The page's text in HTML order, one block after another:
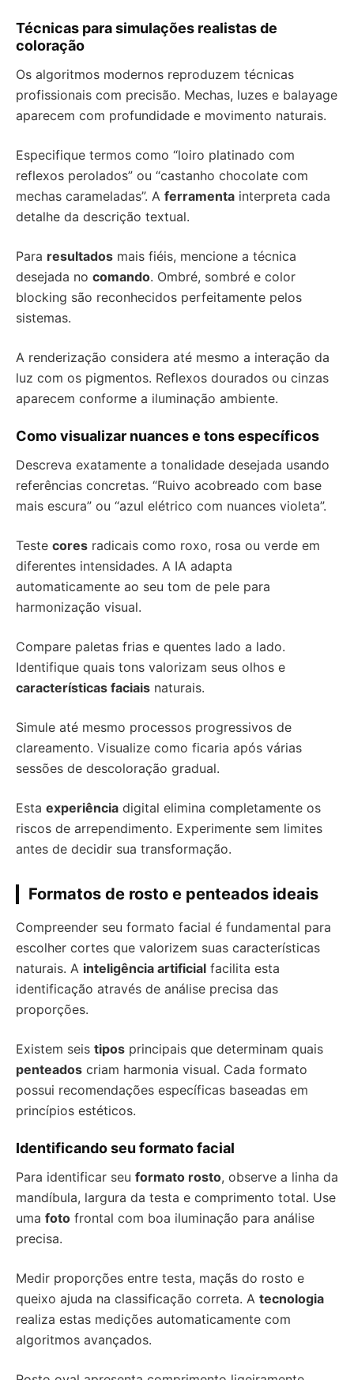
Técnicas para simulações realistas de
coloração
Os algoritmos modernos reproduzem técnicas
profissionais com precisão. Mechas, luzes e balayage
aparecem com profundidade e movimento naturais.
Especifique termos como “loiro platinado com
reflexos perolados” ou “castanho chocolate com
mechas carameladas”. A ferramenta interpreta cada
detalhe da descrição textual.
Para resultados mais fiéis, mencione a técnica
desejada no comando. Ombré, sombré e color
blocking são reconhecidos perfeitamente pelos
sistemas.
A renderização considera até mesmo a interação da
luz com os pigmentos. Reflexos dourados ou cinzas
aparecem conforme a iluminação ambiente.
Como visualizar nuances e tons específicos
Descreva exatamente a tonalidade desejada usando
referências concretas. “Ruivo acobreado com base
mais escura” ou “azul elétrico com nuances violeta”.
Teste cores radicais como roxo, rosa ou verde em
diferentes intensidades. A IA adapta
automaticamente ao seu tom de pele para
harmonização visual.
Compare paletas frias e quentes lado a lado.
Identifique quais tons valorizam seus olhos e
características faciais naturais.
Simule até mesmo processos progressivos de
clareamento. Visualize como ficaria após várias
sessões de descoloração gradual.
Esta experiência digital elimina completamente os
riscos de arrependimento. Experimente sem limites
antes de decidir sua transformação.
Formatos de rosto e penteados ideais
Compreender seu formato facial é fundamental para
escolher cortes que valorizem suas características
naturais. A inteligência artificial facilita esta
identificação através de análise precisa das
proporções.
Existem seis tipos principais que determinam quais
penteados criam harmonia visual. Cada formato
possui recomendações específicas baseadas em
princípios estéticos.
Identificando seu formato facial
Para identificar seu formato rosto, observe a linha da
mandíbula, largura da testa e comprimento total. Use
uma foto frontal com boa iluminação para análise
precisa.
Medir proporções entre testa, maçãs do rosto e
queixo ajuda na classificação correta. A tecnologia
realiza estas medições automaticamente com
algoritmos avançados.